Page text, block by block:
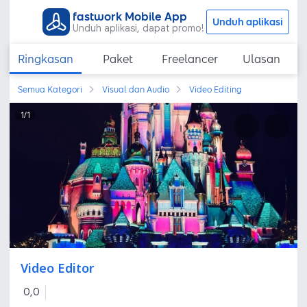
fastwork Mobile App
Unduh aplikasi, dapat promo! Unduh aplikasi
Ringkasan Paket Freelancer Ulasan
Semua Kategori Visual dan Audio Video Editing
1/1
Video Editor
0,0